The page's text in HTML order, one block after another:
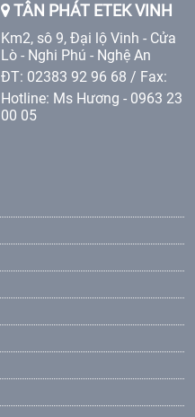
TÂN PHÁT ETEK VINH
Km2, sô 9, Đại lộ Vinh - Cửa
Lò - Nghi Phú - Nghệ An
ĐT: 02383 92 96 68 / Fax:
Hotline: Ms Hương - 0963 23
00 05